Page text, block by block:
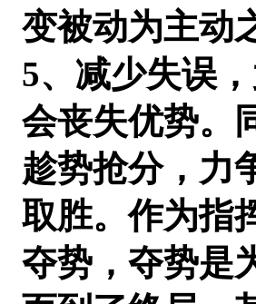
变被动为主动
5、减少失误
会丧失优势。
趁势抢分，力
取胜。作为指
夺势，夺势是